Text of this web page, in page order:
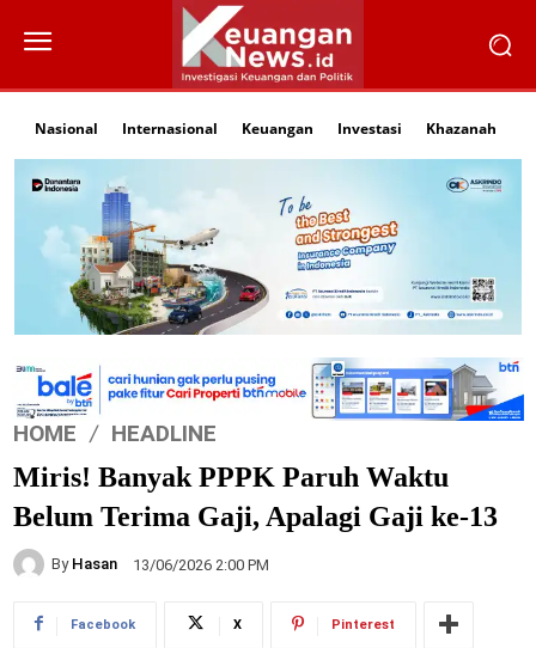
Nasional Internasional Keuangan Investasi Khazanah
HOME HEADLINE
Miris! Banyak PPPK Paruh Waktu
Belum Terima Gaji, Apalagi Gaji ke-13
By Hasan 13/06/2026 2:00 PM
Facebook X Pinterest